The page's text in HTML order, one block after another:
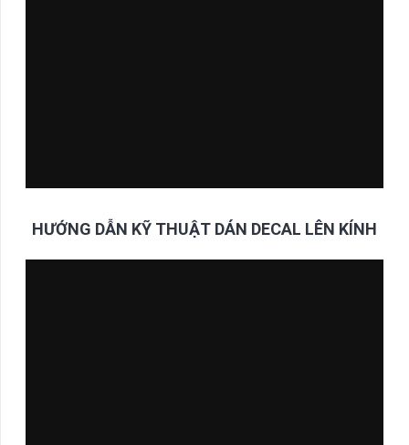
HƯỚNG DẪN KỸ THUẬT DÁN DECAL LÊN KÍNH